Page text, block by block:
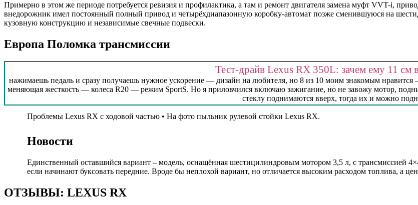
Примерно в этом же периоде потребуется ревизия и профилактика, а там и ремонт двигателя замена муфт VVT-i,
внедорожник имел постоянный полный привод и четырёхдиапазонную коробку-автомат позже сменившуюся на
кузовную конструкцию и независимые свечные подвески.
Европа Поломка трансмиссии
Тест-драйв Lexus RX 350L: зачем ему 11 см
нажимаешь педаль и сразу получаешь нужное ускорение — дизайн на любителя, но 8 из 10 моим знакомым
меняющая жесткость — колеса R20 — режим SportS. Но я приловчился включаю зажигание, но не завожу мотор,
стеклу поднимаются вверх, тогда их и можно
Проблемы Lexus RX с ходовой частью • На фото пыльник рулевой стойки Lexus RX.
Новости
Единственный оставшийся вариант – модель, оснащённая шестицилиндровым мотором 3,5 л, с трансмиссией
если начинают буксовать передние. Вроде бы неплохой вариант, но отличается высоким расходом топлива, а
ОТЗЫВЫ: LEXUS RX